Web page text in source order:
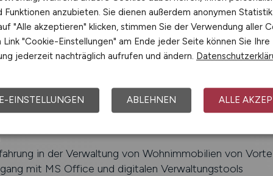
-kontrolle und Reporting
Nebenkostenabrechnungen
Freigabe von Eingangsrechnungen
mit internen Abteilungen wie Asset Management
kaufmännische Ausbildung im Immobilienumfeld
in der Verwaltung von Wohnimmobilien von
mit MS Office und digitalen Verwaltungstools
Funktionen anzubieten. Sie dienen außerdem anonymen
"Alle akzeptieren" klicken, stimmen Sie der Verwendung aller
"Cookie-Einstellungen" am Ende jeder Seite können Sie Ihre
jederzeit nachträglich aufrufen und ändern.
EINSTELLUNGEN ABLEHNEN ALLE